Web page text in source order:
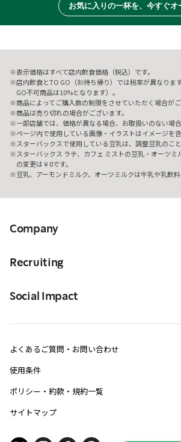
お気に入りの一杯を、今すぐオ
表示価格はすべて店内飲食価格（税込）です。
店内飲食とTO GO（お持ち帰り）では税率が異なりま
GO不可商品は10%となります）。
商品によってご購入数の制限をさせていただく場合がご
商品は売り切れの場合がございます。
一部店舗では、価格が異なる場合、お取扱いのない場合
ページ内で使用している画像・イラストはイメージを含
スターバックスで使用している豆乳は、調整豆乳のこと
スターバックス ラテ、カフェ ミストの豆乳・オーツ
の変更は￥0です。
豆乳、アーモンドミルク、オーツミルクは牛乳や乳飲料
Company
Recruiting
Social Impact
よくあるご質問・お問い合わせ
使用条件
ポリシー・約款・規約一覧
サイトマップ